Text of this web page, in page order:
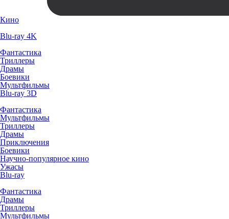
Кино
Blu-ray 4K
Фантастика
Триллеры
Драмы
Боевики
Мультфильмы
Blu-ray 3D
Фантастика
Мультфильмы
Триллеры
Драмы
Приключения
Боевики
Научно-популярное кино
Ужасы
Blu-ray
Фантастика
Драмы
Триллеры
Мультфильмы